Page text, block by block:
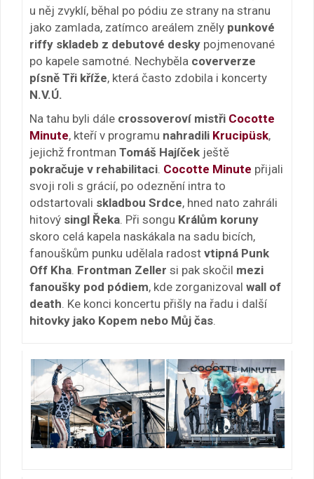
u něj zvyklí, běhal po pódiu ze strany na stranu
jako zamlada, zatímco areálem zněly punkové
riffy skladeb z debutové desky pojmenované
po kapele samotné. Nechyběla coververze
písně Tři kříže, která často zdobila i koncerty
N.V.Ú.
Na tahu byli dále crossoveroví mistři Cocotte
Minute, kteří v programu nahradili Krucipüsk,
jejichž frontman Tomáš Hajíček ještě
pokračuje v rehabilitaci Cocotte Minute přijali
svoji roli s grácií, po odeznění intra to
odstartovali skladbou Srdce, hned nato zahráli
hitový singl Řeka . Při songu Králům koruny
skoro celá kapela naskákala na sadu bicích,
fanouškům punku udělala radost vtipná Punk
Off Kha Frontman Zeller si pak skočil mezi
fanoušky pod pódiem, kde zorganizoval wall of
death . Ke konci koncertu přišly na řadu i další
hitovky jako Kopem nebo Můj čas